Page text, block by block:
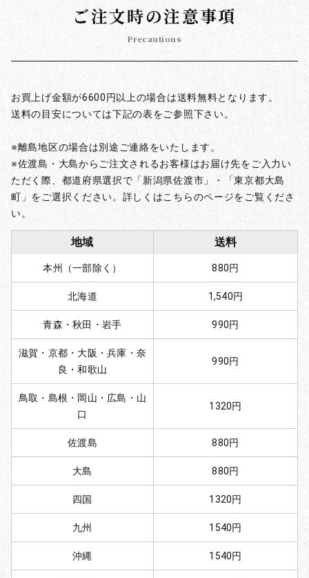
ご注文時の注意事項
Precautions
お買上げ金額が6600円以上の場合は送料無料となります。
送料の目安については下記の表をご参照下さい。
※離島地区の場合は別途ご連絡をいたします。
※佐渡島・大島からご注文されるお客様はお届け先をご入力い
ただく際、都道府県選択で「新潟県佐渡市」・「東京都大島
町」をご選択ください。詳しくはこちらのページをご覧くださ
い。
地域 送料
本州（一部除く） 880円
北海道 1,540円
青森・秋田・岩手 990円
滋賀・京都・大阪・兵庫・奈
良・和歌山
990円
鳥取・島根・岡山・広島・山
口
1320円
佐渡島 880円
大島 880円
四国 1320円
九州 1540円
沖縄 1540円